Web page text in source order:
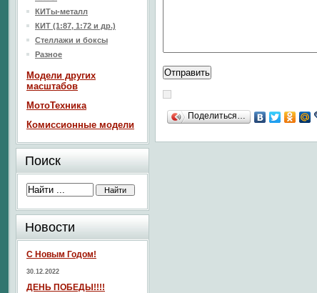
Поделиться…
КИТы-металл
КИТ (1:87, 1:72 и др.)
Стеллажи и боксы
Разное
Модели других
масштабов
МотоТехника
Комиссионные модели
Поиск
Новости
С Новым Годом!
30.12.2022
ДЕНЬ ПОБЕДЫ!!!!